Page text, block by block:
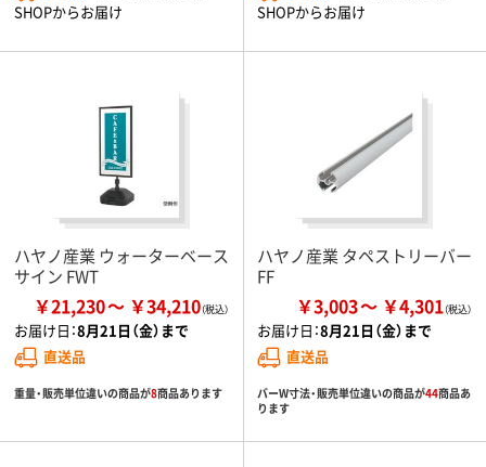
SHOPからお届け
SHOPからお届け
ハヤノ産業 ウォーターベース
サイン FWT
￥21,230 ￥34,210
お届け日：8月21日（金）まで
直送品
重量・販売単位違いの商品が8商品あります
ハヤノ産業 タペストリーバー
FF
￥3,003 ￥4,301
お届け日：8月21日（金）まで
直送品
バーW寸法・販売単位違いの商品が44商品あ
ります